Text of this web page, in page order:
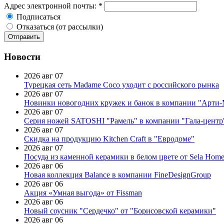
Адрес электронной почты: *
Подписаться
Отказаться (от рассылки)
Новости
2026 авг 07
Турецкая сеть Madame Coco уходит с российского рынка
2026 авг 07
Новинки новогодних кружек и банок в компании
2026 авг 07
Серия ножей SATOSHI "Рамель" в компании "Гала-
2026 авг 07
Скидка на продукцию Kitchen Craft в "Евродоме"
2026 авг 07
Посуда из каменной керамики в белом цвете от Sela Home
2026 авг 06
Новая коллекция Balance в компании FineDesignGroup
2026 авг 06
Акция «Умная выгода» от Fissman
2026 авг 06
Новый соусник "Сердечко" от "Борисовской керамики"
2026 авг 06